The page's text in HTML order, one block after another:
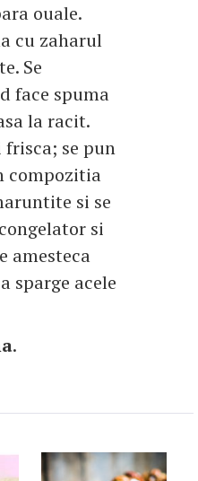
ouale.
cu zaharul
Se
face spuma
la racit.
se pun
compozitia
si se
si
amesteca
sparge acele
.